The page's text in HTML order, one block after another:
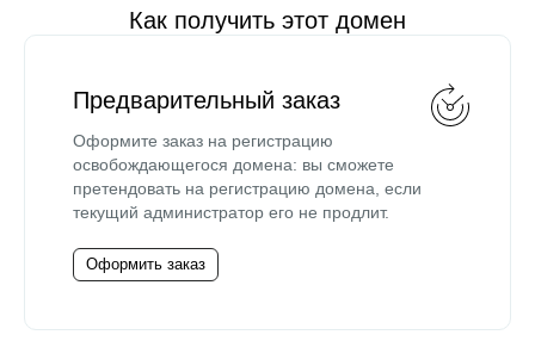
Как получить этот домен
Предварительный заказ
Оформите заказ на регистрацию
освобождающегося домена: вы сможете
претендовать на регистрацию домена, если
текущий администратор его не продлит.
Оформить заказ